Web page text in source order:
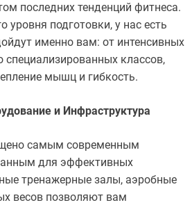
последних тенденций фитнеса.
уровня подготовки, у нас есть
именно вам: от интенсивных
специализированных классов,
мышц и гибкость.
и Инфраструктура
самым современным
для эффективных
тренажерные залы, аэробные
весов позволяют вам